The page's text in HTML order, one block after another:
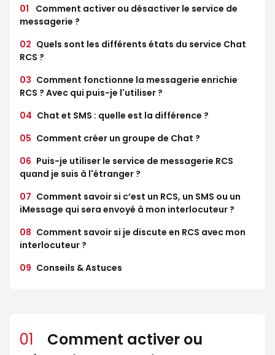
01
Comment activer ou désactiver le service de
messagerie ?
02 Quels sont les différents états du service Chat
RCS ?
03 Comment fonctionne la messagerie enrichie
RCS ? Avec qui puis-je l'utiliser ?
04 Chat et SMS : quelle est la différence ?
05 Comment créer un groupe de Chat ?
06 Puis-je utiliser le service de messagerie RCS
quand je suis à l'étranger ?
07 Comment savoir si c’est un RCS, un SMS ou un
iMessage qui sera envoyé à mon interlocuteur ?
08 Comment savoir si je discute en RCS avec mon
interlocuteur ?
09 Conseils & Astuces
01
Comment activer ou